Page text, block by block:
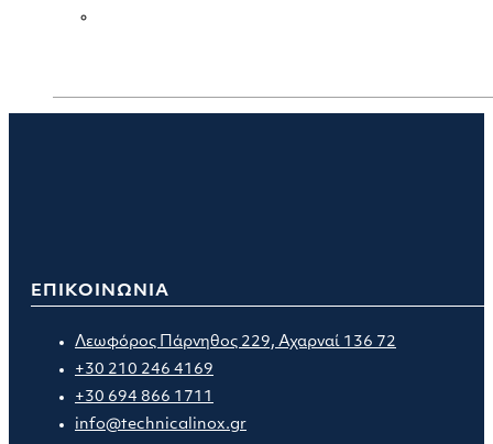
ΕΠΙΚΟΙΝΩΝΙΑ
Λεωφόρος Πάρνηθος 229, Αχαρναί 136 72
+30 210 246 4169
+30 694 866 1711
info@technicalinox.gr